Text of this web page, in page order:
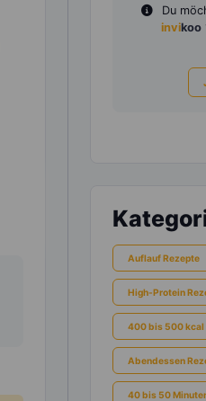
Du
invikoo
Auflauf Rezepte
High-Protein
400 bis 500 kcal
Abendessen
40 bis 50